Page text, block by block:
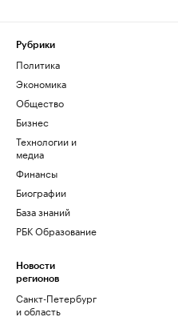
Рубрики
Политика
Экономика
Общество
Бизнес
Технологии и
медиа
Финансы
Биографии
База знаний
РБК Образование
Новости
регионов
Санкт-Петербург
и область